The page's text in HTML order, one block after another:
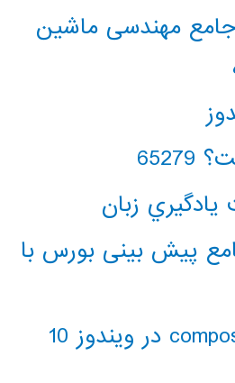
مهندسی ماشین
زبان
پیش بینی بورس با